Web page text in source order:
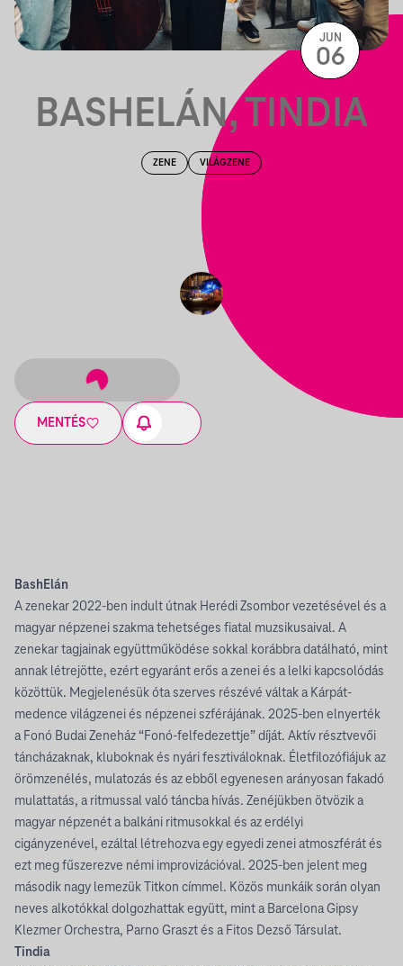
BASHELÁN, TINDIA
ZENE VILÁGZENE
MENTÉS
JUN
06
BashElán
A zenekar 2022-ben indult útnak Herédi Zsombor vezetésével és a
magyar népzenei szakma tehetséges fiatal muzsikusaival. A
zenekar tagjainak együttműködése sokkal korábbra datálható, mint
annak létrejötte, ezért egyaránt erős a zenei és a lelki kapcsolódás
közöttük. Megjelenésük óta szerves részévé váltak a Kárpát-
medence világzenei és népzenei szférájának. 2025-ben elnyerték
a Fonó Budai Zeneház “Fonó-felfedezettje” díját. Aktív résztvevői
táncházaknak, kluboknak és nyári fesztiváloknak. Életfilozófiájuk az
örömzenélés, mulatozás és az ebből egyenesen arányosan fakadó
mulattatás, a ritmussal való táncba hívás. Zenéjükben ötvözik a
magyar népzenét a balkáni ritmusokkal és az erdélyi
cigányzenével, ezáltal létrehozva egy egyedi zenei atmoszférát és
ezt meg fűszerezve némi improvizációval. 2025-ben jelent meg
második nagy lemezük Titkon címmel. Közös munkáik során olyan
neves alkotókkal dolgozhattak együtt, mint a Barcelona Gipsy
Klezmer Orchestra, Parno Graszt és a Fitos Dezső Társulat.
Tindia